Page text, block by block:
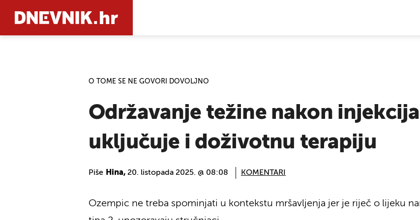
O TOME SE NE GOVORI DOVOLJNO
Održavanje težine nakon
uključuje i doživotnu terapiju
Piše Hina, 20. listopada 2025. @ 08:08 KOMENTARI
Ozempic ne treba spominjati u kontekstu mršavljenja jer je riječ o lijeku